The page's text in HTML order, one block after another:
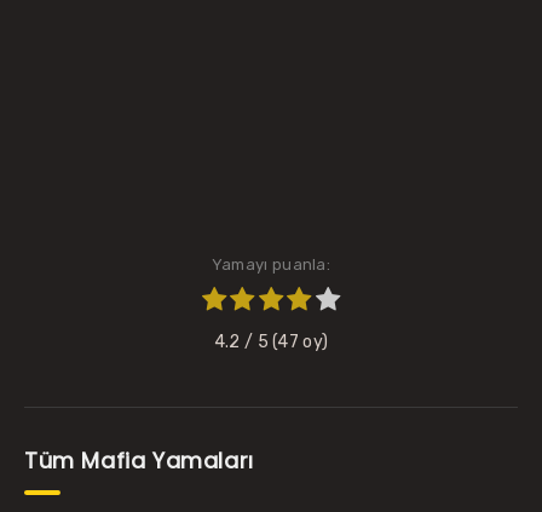
Yamayı puanla:
4.2 / 5 (47 oy)
Tüm Mafia Yamaları